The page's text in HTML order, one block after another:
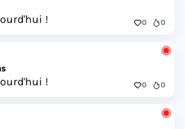
! 0 0
! 0 0